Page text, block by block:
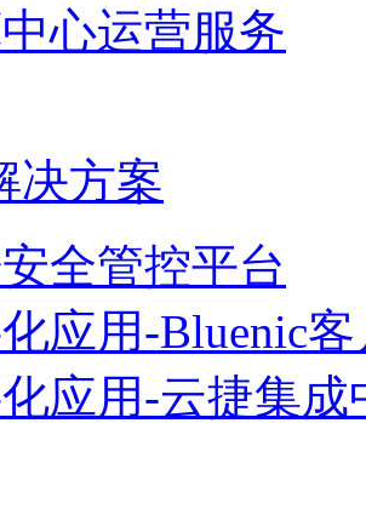
心运营服务
决方案
全管控平台
应用-Bluenic
应用-云捷集成